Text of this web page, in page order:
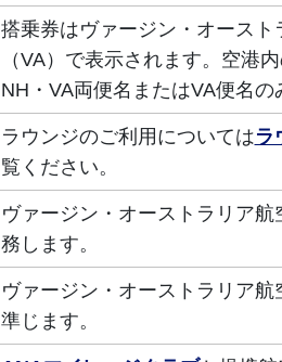
搭乗券はヴァージン・オースト
（VA）で表示されます。空港
NH・VA両便名またはVA便名の
ラウンジのご利用についてはラ
覧ください。
ヴァージン・オーストラリア
務します。
ヴァージン・オーストラリア
準じます。